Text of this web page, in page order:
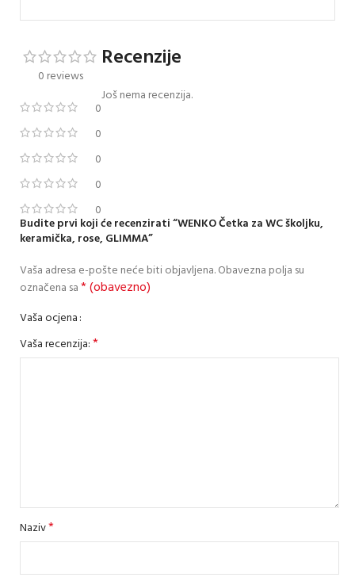
0 reviews
0
0
0
0
0
Recenzije
Još nema recenzija.
Budite prvi koji će recenzirati “WENKO Četka za WC školjku,
keramička, rose, GLIMMA”
Vaša adresa e-pošte neće biti objavljena.Obavezna polja su
označena sa* (obavezno)
Vaša ocjena
Vaša recenzija:*
Naziv*